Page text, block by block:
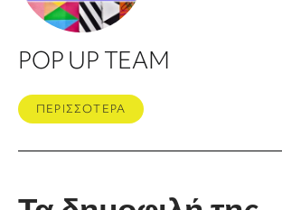
POP UP TEAM
ΠΕΡΙΣΣΟΤΕΡΑ